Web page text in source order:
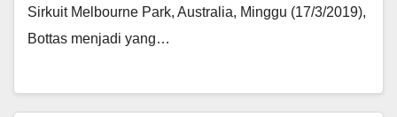
Sirkuit Melbourne Park, Australia, Minggu (17/3/2019),
Bottas menjadi yang…